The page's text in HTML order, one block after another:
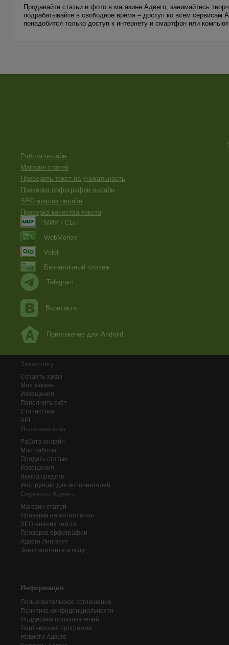
Продавайте статьи и фото в магазине Адвего, занимайтесь
подрабатывайте в свободное время – доступ ко всем сервисам
понадобится только доступ к интернету и смартфон или
Работа онлайн
Магазин статей
Проверить текст на уникальность
Проверка орфографии онлайн
SEO анализ онлайн
Проверка качества текста
МИР / СБП
WebMoney
Volet
Безналичный платеж
Telegram
Вконтакте
Приложение для Android
Заказчику
Создать заказ
Мои заказы
Извещения
Пополнить счёт
Статистика
API
Исполнителю
Работа онлайн
Мои работы
Продать статью
Извещения
Вывод средств
Инструкции для исполнителей
Сервисы Адвего
Магазин статей
Проверка на антиплагиат
SEO-анализ текста
Проверка орфографии
Адвего Лингвист
Заказ контента и услуг
Информация
Пользовательское соглашение
Политика конфиденциальности
Поддержка пользователей
Партнерская программа
Новости Адвего